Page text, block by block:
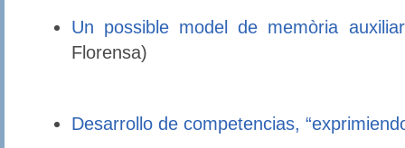
Un possible model de memòria
Florensa)
Desarrollo de competencias,